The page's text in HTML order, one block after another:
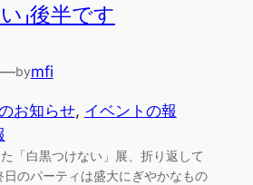
」後半です
—bymfi
お知らせ, イベントの報
「白黒つけない」展、折り返して
のパーティは盛大にぎやかなもの